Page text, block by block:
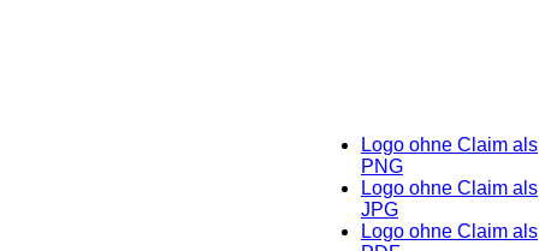
Logo ohne Claim als
PNG
Logo ohne Claim als
JPG
Logo ohne Claim als